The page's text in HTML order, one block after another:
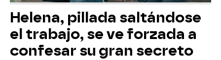
Helena, pillada saltándose
el trabajo, se ve forzada a
confesar su gran secreto